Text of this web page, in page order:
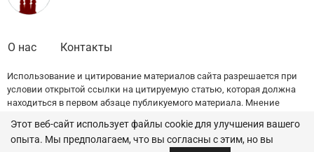
О нас Контакты
Использование и цитирование материалов сайта разрешается при
условии открытой ссылки на цитируемую статью, которая должна
находиться в первом абзаце публикуемого материала. Мнение
Этот веб-сайт использует файлы cookie для улучшения вашего
опыта. Мы предполагаем, что вы согласны с этим, но вы